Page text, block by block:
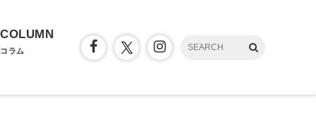
COLUMN
コラム